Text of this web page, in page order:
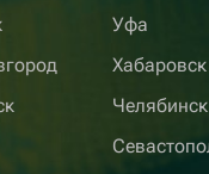
Уфа
Хабаровск
Челябинск